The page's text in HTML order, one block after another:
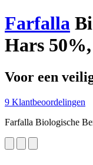
Farfalla
Hars
Voor een
9 Klantbeoordelingen
Farfalla Biologische